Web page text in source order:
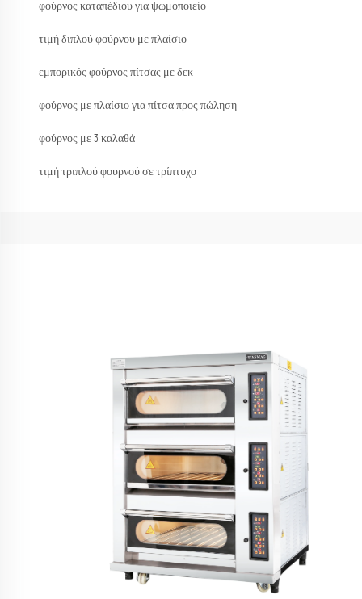
φούρνος καταπέδιου για ψωμοποιείο
τιμή διπλού φούρνου με πλαίσιο
εμπορικός φούρνος πίτσας με δεκ
φούρνος με πλαίσιο για πίτσα προς πώληση
φούρνος με 3 καλαθά
τιμή τριπλού φουρνού σε τρίπτυχο